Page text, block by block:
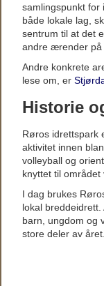
samlingspunkt for
både lokale lag,
sentrum til at det
andre ærender på
Andre konkrete
lese om, er
Historie
Røros idrettspark
aktivitet innen
volleyball og
knyttet til området
I dag brukes
lokal
barn, ungdom og
store deler av året.